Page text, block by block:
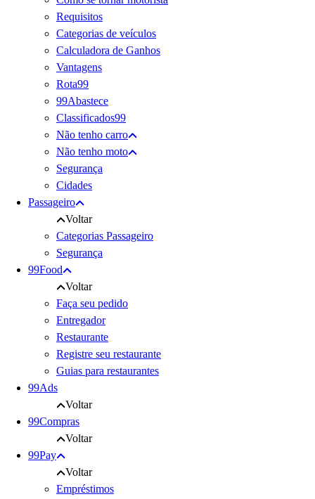
Requisitos
Categorias de veículos
Calculadora de Ganhos
Vantagens
Rota99
99Abastece
Classificados99
Não tenho carro
Não tenho moto
Segurança
Cidades
Passageiro
Voltar
Categorias Passageiro
Segurança
99Food
Voltar
Faça seu pedido
Entregador
Restaurante
Registre seu restaurante
Guias para restaurantes
99Ads
Voltar
99Compras
Voltar
99Pay
Voltar
Empréstimos